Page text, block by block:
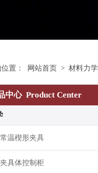
置： 网站首页 > 材料力学
中心 Product Center
温楔形夹具
具体控制柜